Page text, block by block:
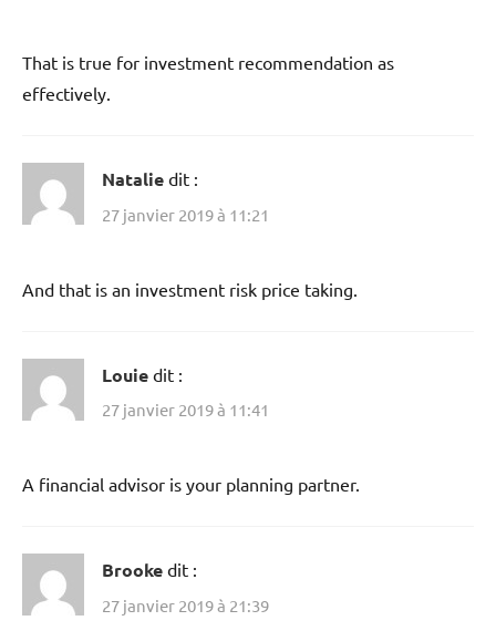
That is true for investment recommendation as
effectively.
Natalie dit :
27 janvier 2019 à 11:21
And that is an investment risk price taking.
Louie dit :
27 janvier 2019 à 11:41
A financial advisor is your planning partner.
Brooke dit :
27 janvier 2019 à 21:39